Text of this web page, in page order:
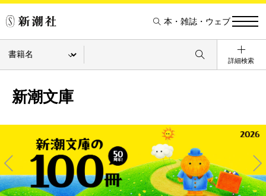
本・雑誌・ウェブ
詳細検索
新潮文庫
Pre
Ne